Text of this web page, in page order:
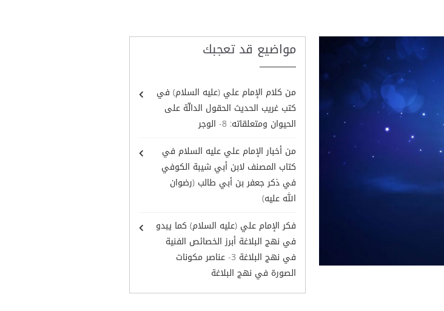
مواضيع قد تعجبك
من كلام الإمام علي (عليه السلام) في
كتب غريب الحديث الحقول الدالّة على
الحيوان ومتعلقاته: 8- الوجر
من أخبار الإمام علي عليه السلام في
كتاب المصنف لابن أبي شيبة الكوفي
في ذكر جعفر بن أبي طالب (رضوان
الله عليه)
فكر الإمام علي (عليه السلام) كما يبدو
في نهج البلاغة أبرز الخصائص الفنية
في نهج البلاغة 3- عناصر مكونات
الصورة في نهج البلاغة